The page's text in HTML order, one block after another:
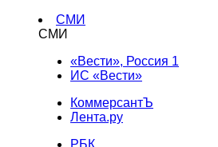
СМИ
СМИ
«Вести», Россия 1
ИС «Вести»
КоммерсантЪ
Лента.ру
РБК